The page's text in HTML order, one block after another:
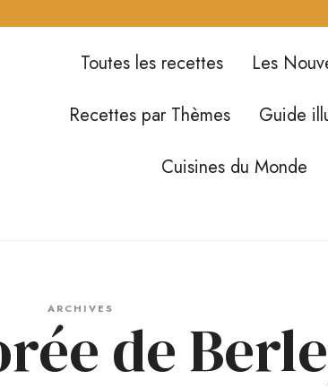
Toutes les recettes Les
Recettes par Thèmes
Guide
Cuisines du Monde
ARCHIVES
de